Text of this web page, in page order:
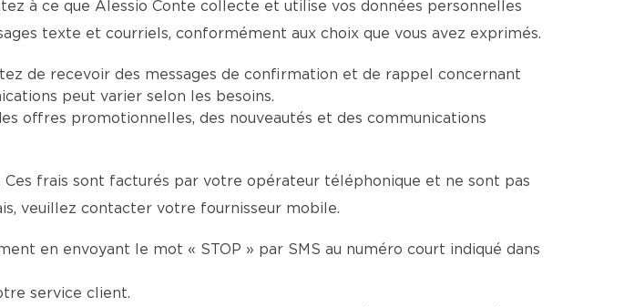
à ce que Alessio Conte collecte et utilise vos données personnelles
texte et courriels, conformément aux choix que vous avez exprimés.
de recevoir des messages de confirmation et de rappel concernant
peut varier selon les besoins.
offres promotionnelles, des nouveautés et des communications
frais sont facturés par votre opérateur téléphonique et ne sont pas
veuillez contacter votre fournisseur mobile.
en envoyant le mot « STOP » par SMS au numéro court indiqué dans
service client.